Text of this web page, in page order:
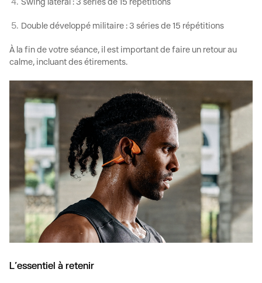
Swing latéral : 3 séries de 15 répétitions
Double développé militaire : 3 séries de 15 répétitions
À la fin de votre séance, il est important de faire un retour au
calme, incluant des étirements.
L’essentiel à retenir